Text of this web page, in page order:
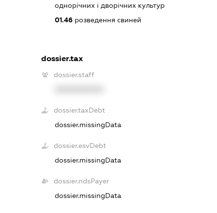
однорічних і дворічних культур
01.46 розведення свиней
dossier.tax
dossier.staff
dossier.taxDebt
dossier.missingData
dossier.esvDebt
dossier.missingData
dossier.ndsPayer
dossier.missingData